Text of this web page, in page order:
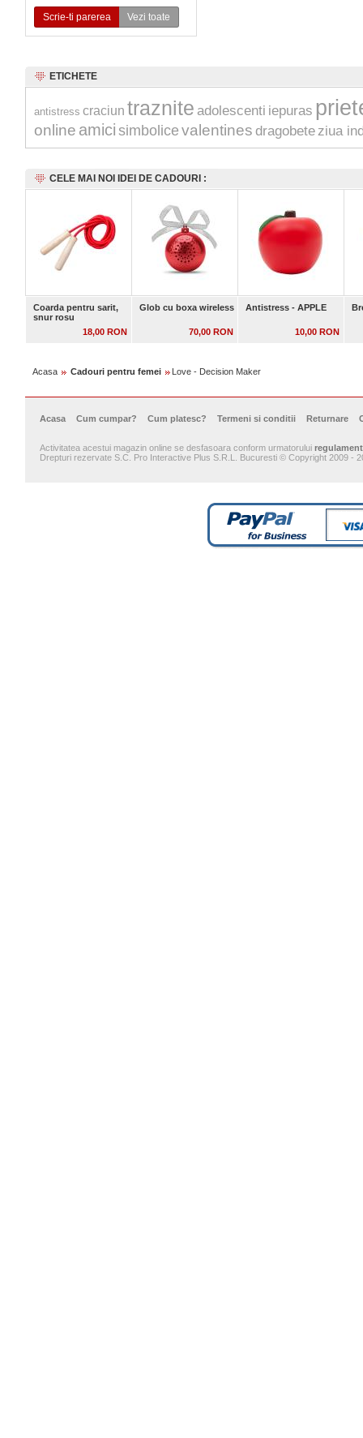
Scrie-ti parerea Vezi toate
ETICHETE
antistress craciun traznite adolescenti iepuras
online amici simbolice valentines dragobeteziua
CELE MAI NOI IDEI DE CADOURI :
Coarda pentru sarit,
snur rosu
18,00 RON
Glob cu boxa wireless
70,00 RON
Antistress - APPLE
10,00 RON
Acasa Cadouri pentru femei Love - Decision Maker
Acasa Cum cumpar? Cum platesc? Termeni si conditii Returnare
Activitatea acestui magazin online se desfasoara conform urmatorului regulament
Drepturi rezervate S.C. Pro Interactive Plus S.R.L. Bucuresti © Copyright 2009 -